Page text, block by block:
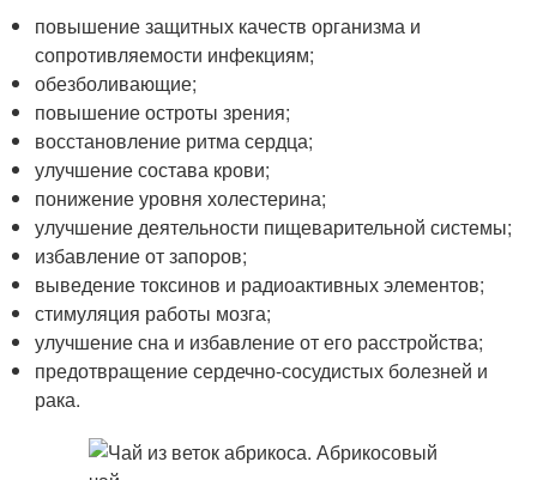
повышение защитных качеств организма и
сопротивляемости инфекциям;
обезболивающие;
повышение остроты зрения;
восстановление ритма сердца;
улучшение состава крови;
понижение уровня холестерина;
улучшение деятельности пищеварительной системы;
избавление от запоров;
выведение токсинов и радиоактивных элементов;
стимуляция работы мозга;
улучшение сна и избавление от его расстройства;
предотвращение сердечно-сосудистых болезней и
рака.